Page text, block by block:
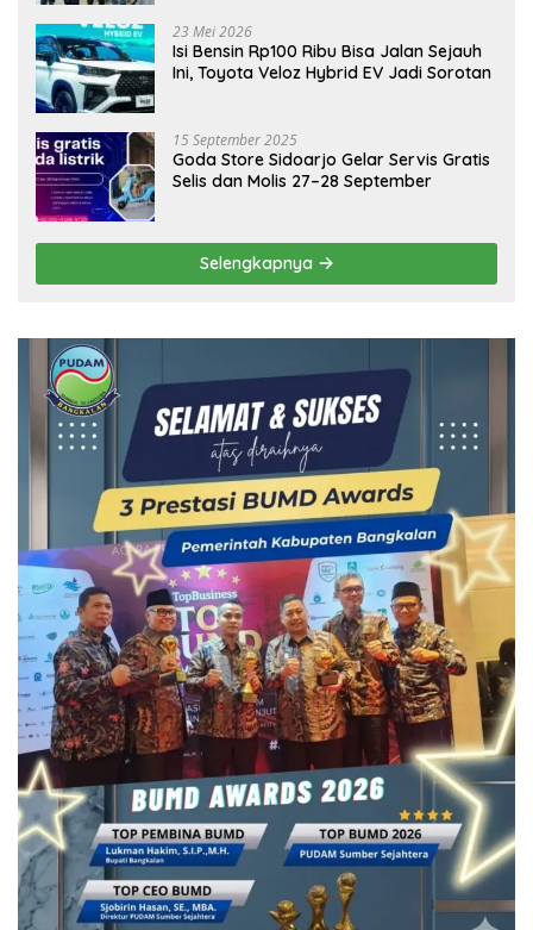
23 Mei 2026
Isi Bensin Rp100 Ribu Bisa Jalan Sejauh
Ini, Toyota Veloz Hybrid EV Jadi Sorotan
15 September 2025
Goda Store Sidoarjo Gelar Servis Gratis
Selis dan Molis 27–28 September
Selengkapnya